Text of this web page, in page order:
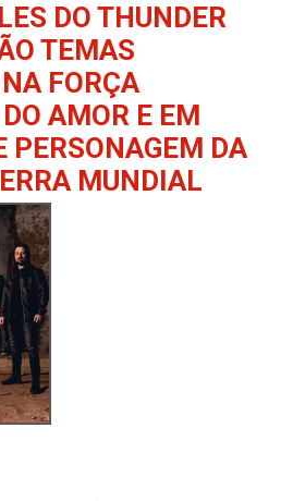
DO THUNDER
TEMAS
FORÇA
AMOR E EM
PERSONAGEM DA
MUNDIAL